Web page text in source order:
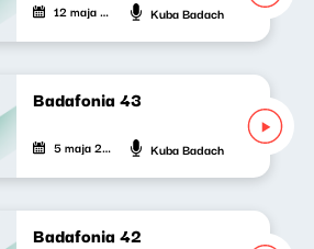
12 maja 2021 Kuba Badach
Badafonia 43
5 maja 2021 Kuba Badach
Badafonia 42